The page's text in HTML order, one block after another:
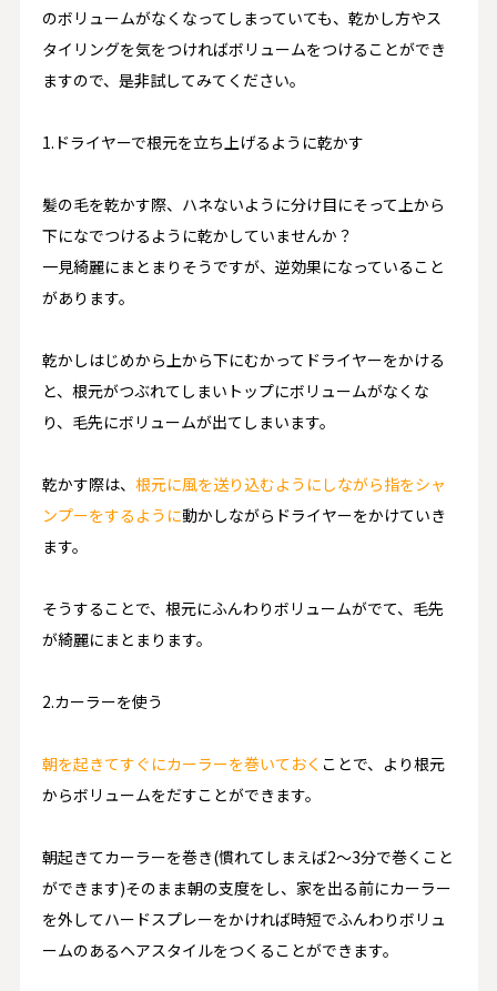
のボリュームがなくなってしまっていても、乾かし方やス
タイリングを気をつければボリュームをつけることができ
ますので、是非試してみてください。
1.ドライヤーで根元を立ち上げるように乾かす
髪の毛を乾かす際、ハネないように分け目にそって上から
下になでつけるように乾かしていませんか？
一見綺麗にまとまりそうですが、逆効果になっていること
があります。
乾かしはじめから上から下にむかってドライヤーをかける
と、根元がつぶれてしまいトップにボリュームがなくな
り、毛先にボリュームが出てしまいます。
乾かす際は、 根元に風を送り込むようにしながら指をシャ
ンプーをするように動かしながら ドライヤーをかけていき
ます。
そうすることで、根元にふんわりボリュームがでて、毛先
が綺麗にまとまります。
2.カーラーを使う
朝を起きてすぐにカーラーを巻いておく ことで、より根元
からボリュームをだすことができます。
朝起きてカーラーを巻き(慣れてしまえば2〜3分で巻くこと
ができます)そのまま朝の支度をし、家を出る前にカーラー
を外してハードスプレーをかければ時短でふんわりボリュ
ームのあるヘアスタイルをつくることができます。